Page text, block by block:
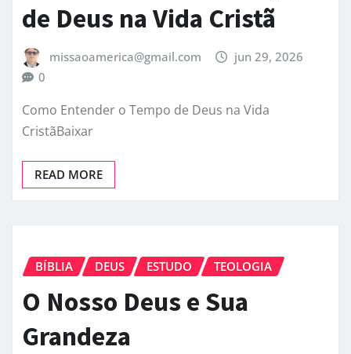
de Deus na Vida Cristã
missaoamerica@gmail.com
jun 29, 2026
0
Como Entender o Tempo de Deus na Vida
CristãBaixar
READ MORE
BÍBLIA DEUS ESTUDO TEOLOGIA
O Nosso Deus e Sua
Grandeza